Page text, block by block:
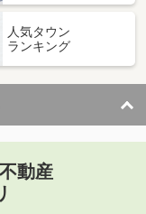
町
町
人気タウン
ランキング
動産